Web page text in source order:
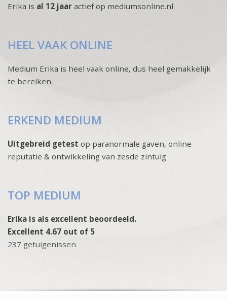
Erika is al 12 jaar actief op mediumsonline.nl
HEEL VAAK ONLINE
Medium Erika is heel vaak online, dus heel gemakkelijk
te bereiken.
ERKEND MEDIUM
Uitgebreid getest op paranormale gaven, online
reputatie & ontwikkeling van zesde zintuig
TOP MEDIUM
Erika is als excellent beoordeeld.
Excellent 4.67 out of 5
237 getuigenissen